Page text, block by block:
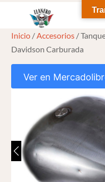
content
Inicio /Accesorios /
Davidson Carburada
Ver en